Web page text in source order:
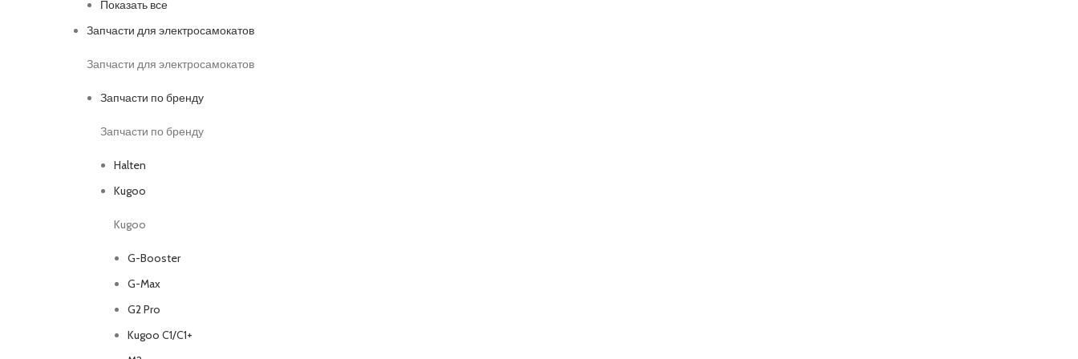
Показать все
Запчасти для электросамокатов
Запчасти для электросамокатов
Запчасти по бренду
Запчасти по бренду
Halten
Kugoo
Kugoo
G-Booster
G-Max
G2 Pro
Kugoo C1/C1+